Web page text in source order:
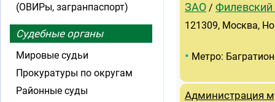
ЗАО /
121309, Москва,
• Метро:
Администрация
(ОВИРы, загранпаспорт)
Судебные органы
Мировые судьи
Прокуратуры по округам
Районные суды